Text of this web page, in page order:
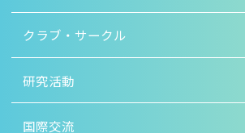
クラブ・サークル
研究活動
国際交流